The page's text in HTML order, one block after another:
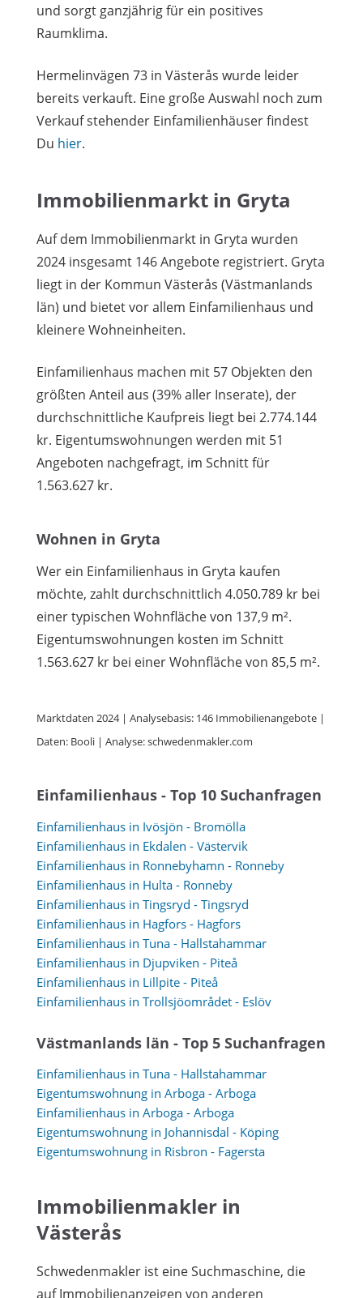
und sorgt ganzjährig für ein positives
Raumklima.
Hermelinvägen 73 in Västerås wurde leider
bereits verkauft. Eine große Auswahl noch zum
Verkauf stehender Einfamilienhäuser findest
Du hier.
Immobilienmarkt in Gryta
Auf dem Immobilienmarkt in Gryta wurden
2024 insgesamt 146 Angebote registriert. Gryta
liegt in der Kommun Västerås (Västmanlands
län) und bietet vor allem Einfamilienhaus und
kleinere Wohneinheiten.
Einfamilienhaus machen mit 57 Objekten den
größten Anteil aus (39% aller Inserate), der
durchschnittliche Kaufpreis liegt bei 2.774.144
kr. Eigentumswohnungen werden mit 51
Angeboten nachgefragt, im Schnitt für
1.563.627 kr.
Wohnen in Gryta
Wer ein Einfamilienhaus in Gryta kaufen
möchte, zahlt durchschnittlich 4.050.789 kr bei
einer typischen Wohnfläche von 137,9 m².
Eigentumswohnungen kosten im Schnitt
1.563.627 kr bei einer Wohnfläche von 85,5 m².
Marktdaten 2024 | Analysebasis: 146 Immobilienangebote |
Daten: Booli | Analyse: schwedenmakler.com
Einfamilienhaus - Top 10 Suchanfragen
Einfamilienhaus in Ivösjön - Bromölla
Einfamilienhaus in Ekdalen - Västervik
Einfamilienhaus in Ronnebyhamn - Ronneby
Einfamilienhaus in Hulta - Ronneby
Einfamilienhaus in Tingsryd - Tingsryd
Einfamilienhaus in Hagfors - Hagfors
Einfamilienhaus in Tuna - Hallstahammar
Einfamilienhaus in Djupviken - Piteå
Einfamilienhaus in Lillpite - Piteå
Einfamilienhaus in Trollsjöområdet - Eslöv
Västmanlands län - Top 5 Suchanfragen
Einfamilienhaus in Tuna - Hallstahammar
Eigentumswohnung in Arboga - Arboga
Einfamilienhaus in Arboga - Arboga
Eigentumswohnung in Johannisdal - Köping
Eigentumswohnung in Risbron - Fagersta
Immobilienmakler in
Västerås
Schwedenmakler ist eine Suchmaschine, die
auf Immobilienanzeigen von anderen